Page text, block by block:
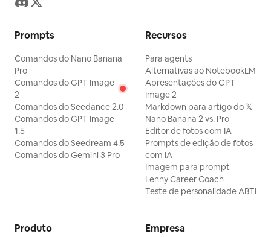
Prompts
Comandos do Nano Banana
Pro
Comandos do GPT Image
2
Comandos do Seedance 2.0
Comandos do GPT Image
1.5
Comandos do Seedream 4.5
Comandos do Gemini 3 Pro
Recursos
Para agents
Alternativas ao NotebookLM
Apresentações do GPT
Image 2
Markdown para artigo do 𝕏
Nano Banana 2 vs. Pro
Editor de fotos com IA
Prompts de edição de fotos
com IA
Imagem para prompt
Lenny Career Coach
Teste de personalidade ABTI
Produto Empresa